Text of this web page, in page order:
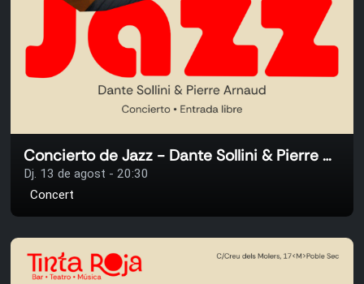
Concierto de Jazz - Dante Sollini & Pierre Arnaud
Dj. 13 de agost - 20:30
Concert